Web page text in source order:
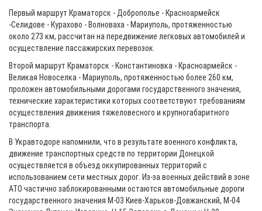
Первый маршрут Краматорск - Доброполье - Красноармейск
-Селидове - Курахово - Волноваха - Мариуполь, протяженностью
около 273 км, рассчитан на передвижение легковых автомобилей и
осуществление пассажирских перевозок.
Второй маршрут Краматорск - Константиновка - Красноармейск -
Великая Новоселка - Мариуполь, протяженностью более 260 км,
проложен автомобильными дорогами государственного значения,
технические характеристики которых соответствуют требованиям
осуществления движения тяжеловесного и крупногабаритного
транспорта.
В Укравтодоре напомнили, что в результате военного конфликта,
движение транспортных средств по территории Донецкой
осуществляется в объезд оккупированных территорий с
использованием сети местных дорог. Из-за военных действий в зоне
АТО частично заблокированными остаются автомобильные дороги
государственного значения М-03 Киев-Харьков-Довжанский, М-04